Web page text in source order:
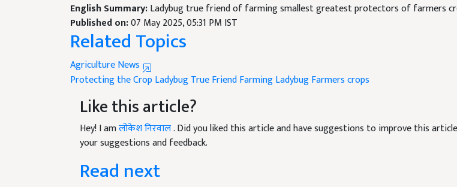
Published on:07 May 2025, 05:31 PM IST
Related Topics
Agriculture News
Protecting the Crop
Like this article?
Hey! I amलोकेश निरवाल. Did you liked this article and have suggestions to improve this article?
your suggestions and feedback.
Read next